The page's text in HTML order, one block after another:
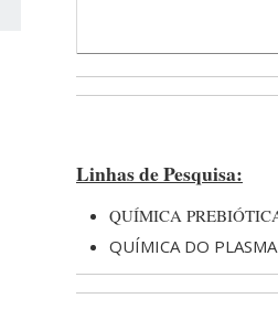
Linhas de Pesquisa:
QUÍMICA
QUÍMICA DO PLASMA